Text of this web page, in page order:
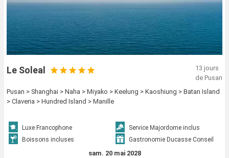
Le Soleal
13 jours
de Pusan
Pusan > Shanghai > Naha > Miyako > Keelung > Kaoshiung > Batan Island
> Claveria > Hundred Island > Manille
Luxe Francophone
Service Majordome inclus
Boissons incluses
Gastronomie Ducasse Conseil
sam. 20 mai 2028